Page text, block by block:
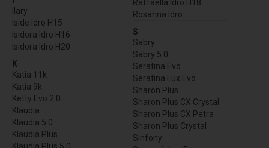
Ilary
Iside Idro H15
Isidora Idro H16
Isidora Idro H20
K
Katia 11k
Katia 9k
Ketty Evo 2.0
Klaudia
Klaudia 5.0
Klaudia Plus
Raffaella Idro H18
Rosanna Idro
S
Sabry
Sabry 5.0
Serafina Evo
Serafina Lux Evo
Sharon Plus
Sharon Plus CX Crystal
Sharon Plus CX Petra
Sharon Plus Crystal
Sinfony